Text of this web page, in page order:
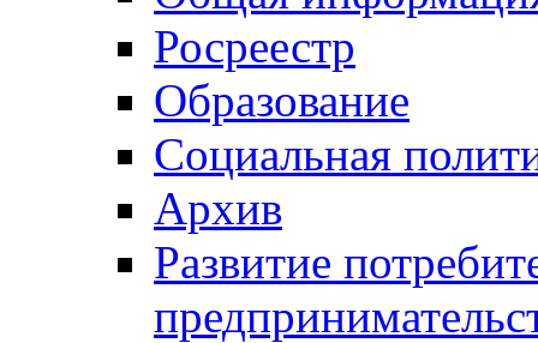
Росреестр
Образование
Социальная
Архив
Развитие